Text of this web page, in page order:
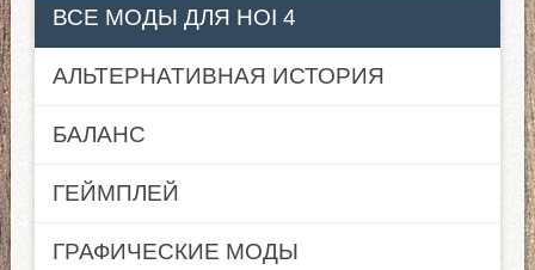
ВСЕ МОДЫ ДЛЯ HOI 4
АЛЬТЕРНАТИВНАЯ ИСТОРИЯ
БАЛАНС
ГЕЙМПЛЕЙ
ГРАФИЧЕСКИЕ МОДЫ